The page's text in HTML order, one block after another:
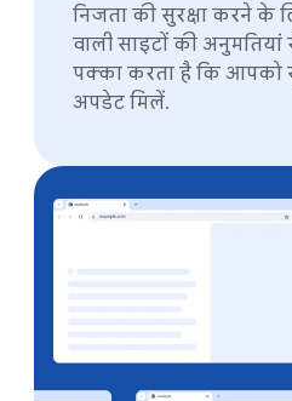
निजता की सुरक्षा करने के
वाली साइटों की
पक्का करता है कि आपको
अपडेट मिलें.